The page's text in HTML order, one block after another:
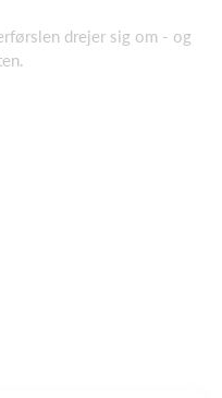
drejer sig om - og